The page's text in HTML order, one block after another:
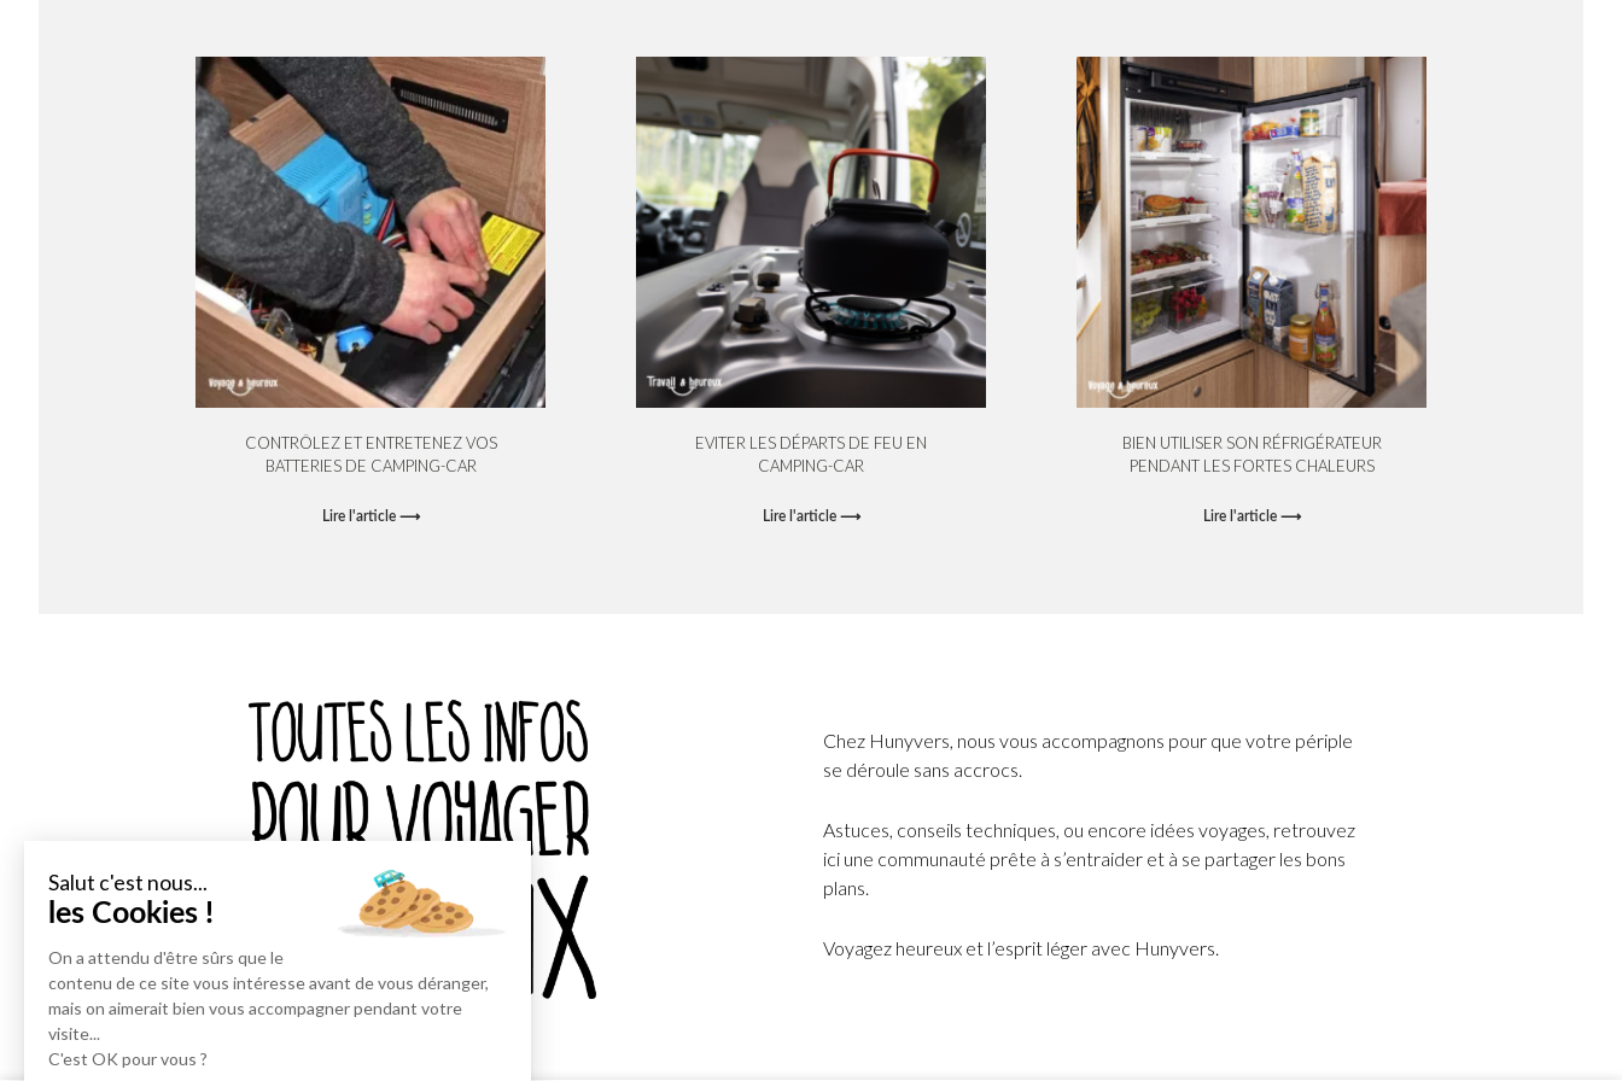
CONTRÔLEZ ET ENTRETENEZ VOS
BATTERIES DE CAMPING-CAR
Lire l'article ⟶
EVITER LES DÉPARTS DE FEU EN
CAMPING-CAR
Lire l'article ⟶
BIEN UTILISER SON RÉFRIGÉRATEUR
PENDANT LES FORTES CHALEURS
Lire l'article ⟶
Chez Hunyvers, nous vous accompagnons pour que votre périple
se déroule sans accrocs.
Astuces, conseils techniques, ou encore idées voyages, retrouvez
ici une communauté prête à s’entraider et à se partager les bons
plans.
Voyagez heureux et l’esprit léger avec Hunyvers.
Salut c'est nous...
les Cookies !
On a attendu d'être sûrs que le
contenu de ce site vous intéresse avant de vous déranger,
mais on aimerait bien vous accompagner pendant votre
visite...
C'est OK pour vous ?